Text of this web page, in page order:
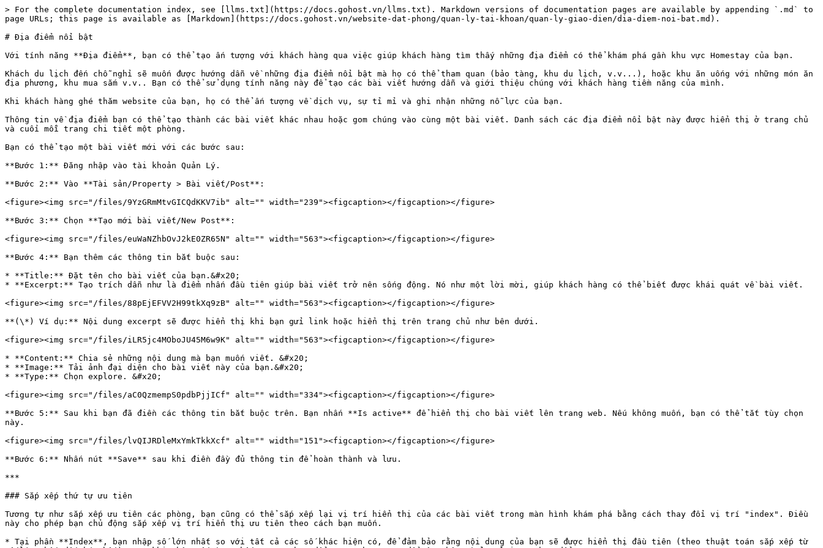
> For the complete documentation index, see [llms.txt](https://docs.gohost.vn/llms.txt). Markdown versions of documentation pages are available by appending `.md` to
page URLs; this page is available as [Markdown](https://docs.gohost.vn/website-dat-phong/quan-ly-tai-khoan/quan-ly-giao-dien/dia-diem-noi-bat.md).
# Địa điểm nổi bật
Với tính năng **Địa điểm**, bạn có thể tạo ấn tượng với khách hàng qua việc giúp khách hàng tìm thấy những địa điểm có thể khám phá gần khu vực Homestay của bạn.
Khách du lịch đến chỗ nghỉ sẽ muốn được hướng dẫn về những địa điểm nổi bật mà họ có thể tham quan (bảo tàng, khu du lịch, v.v...), hoặc khu ăn uống với những món ăn
địa phương, khu mua sắm v.v.. Bạn có thể sử dụng tính năng này để tạo các bài viết hướng dẫn và giới thiệu chúng với khách hàng tiềm năng của mình.
Khi khách hàng ghé thăm website của bạn, họ có thể ấn tượng về dịch vụ, sự tỉ mỉ và ghi nhận những nỗ lực của bạn.
Thông tin về địa điểm bạn có thể tạo thành các bài viết khác nhau hoặc gom chúng vào cùng một bài viết. Danh sách các địa điểm nổi bật này được hiển thị ở trang chủ
và cuối mỗi trang chi tiết một phòng.
Bạn có thể tạo một bài viết mới với các bước sau:
**Bước 1:** Đăng nhập vào tài khoản Quản Lý.
**Bước 2:** Vào **Tài sản/Property > Bài viết/Post**:
<figure><img src="/files/9YzGRmMtvGICQdKKV7ib" alt="" width="239"><figcaption></figcaption></figure>
**Bước 3:** Chọn **Tạo mới bài viết/New Post**:
<figure><img src="/files/euWaNZhbOvJ2kE0ZR65N" alt="" width="563"><figcaption></figcaption></figure>
**Bước 4:** Bạn thêm các thông tin bắt buộc sau:
* **Title:** Đặt tên cho bài viết của bạn.&#x20;
* **Excerpt:** Tạo trích dẫn như là điểm nhấn đầu tiên giúp bài viết trở nên sống động. Nó như một lời mời, giúp khách hàng có thể biết được khái quát về bài viết.
<figure><img src="/files/88pEjEFVV2H99tkXq9zB" alt="" width="563"><figcaption></figcaption></figure>
**(\*) Ví dụ:** Nội dung excerpt sẽ được hiển thị khi bạn gửi link hoặc hiển thị trên trang chủ như bên dưới.
<figure><img src="/files/iLR5jc4MOboJU45M6w9K" alt="" width="563"><figcaption></figcaption></figure>
* **Content:** Chia sẻ những nội dung mà bạn muốn viết. &#x20;
* **Image:** Tải ảnh đại diện cho bài viết này của bạn.&#x20;
* **Type:** Chọn explore. &#x20;
<figure><img src="/files/aC0QzmempS0pdbPjjICf" alt="" width="334"><figcaption></figcaption></figure>
**Bước 5:** Sau khi bạn đã điền các thông tin bắt buộc trên. Bạn nhấn **Is active** để hiển thị cho bài viết lên trang web. Nếu không muốn, bạn có thể tắt tùy chọn
này.
<figure><img src="/files/lvQIJRDleMxYmkTkkXcf" alt="" width="151"><figcaption></figcaption></figure>
**Bước 6:** Nhấn nút **Save** sau khi điền đầy đủ thông tin để hoàn thành và lưu.
***
### Sắp xếp thứ tự ưu tiên
Tương tự như sắp xếp ưu tiên các phòng, bạn cũng có thể sắp xếp lại vị trí hiển thị của các bài viết trong màn hình khám phá bằng cách thay đổi vị trí "index". Điều
này cho phép bạn chủ động sắp xếp vị trí hiển thị ưu tiên theo cách bạn muốn.
* Tại phần **Index**, bạn nhập số lớn nhất so với tất cả các số khác hiện có, để đảm bảo rằng nội dung của bạn sẽ được hiển thị đầu tiên (theo thuật toán sắp xếp từ